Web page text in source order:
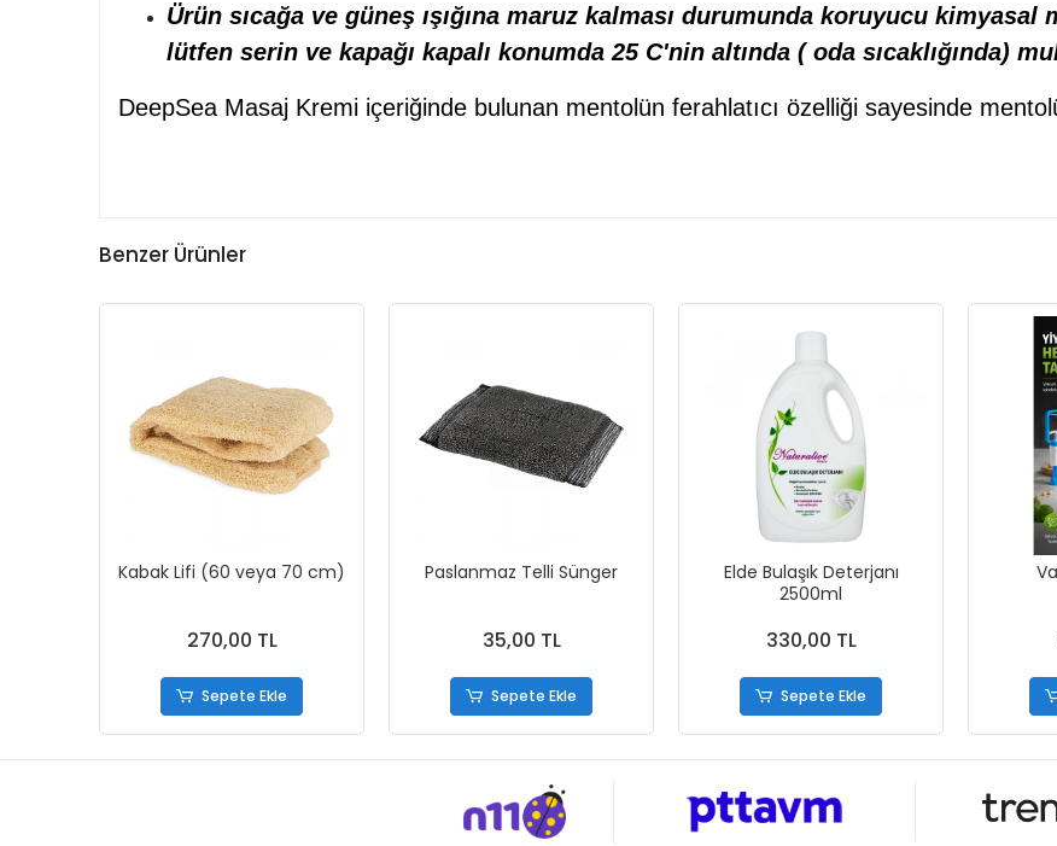
Ürün sıcağa ve güneş ışığına maruz kalması durumunda koruyucu
lütfen serin ve kapağı kapalı konumda 25 C'nin altında ( oda sıcaklığında)
DeepSea Masaj Kremi içeriğinde bulunan mentolün ferahlatıcı özelliği sayesinde
Benzer Ürünler
Kabak Lifi (60 veya 70 cm)
270,00 TL
Sepete Ekle
Paslanmaz Telli Sünger
35,00 TL
Sepete Ekle
Elde Bulaşık Deterjanı
2500ml
330,00 TL
Sepete Ekle